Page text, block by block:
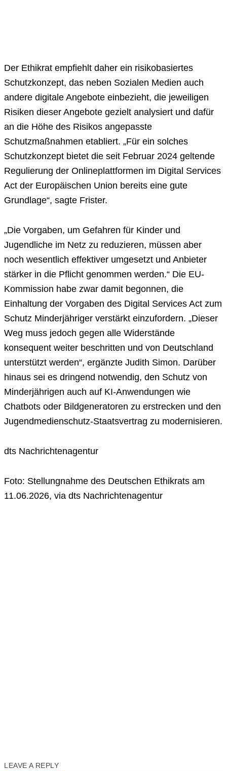
Der Ethikrat empfiehlt daher ein risikobasiertes
Schutzkonzept, das neben Sozialen Medien auch
andere digitale Angebote einbezieht, die jeweiligen
Risiken dieser Angebote gezielt analysiert und dafür
an die Höhe des Risikos angepasste
Schutzmaßnahmen etabliert. „Für ein solches
Schutzkonzept bietet die seit Februar 2024 geltende
Regulierung der Onlineplattformen im Digital Services
Act der Europäischen Union bereits eine gute
Grundlage“, sagte Frister.
„Die Vorgaben, um Gefahren für Kinder und
Jugendliche im Netz zu reduzieren, müssen aber
noch wesentlich effektiver umgesetzt und Anbieter
stärker in die Pflicht genommen werden.“ Die EU-
Kommission habe zwar damit begonnen, die
Einhaltung der Vorgaben des Digital Services Act zum
Schutz Minderjähriger verstärkt einzufordern. „Dieser
Weg muss jedoch gegen alle Widerstände
konsequent weiter beschritten und von Deutschland
unterstützt werden“, ergänzte Judith Simon. Darüber
hinaus sei es dringend notwendig, den Schutz von
Minderjährigen auch auf KI-Anwendungen wie
Chatbots oder Bildgeneratoren zu erstrecken und den
Jugendmedienschutz-Staatsvertrag zu modernisieren.
dts Nachrichtenagentur
Foto: Stellungnahme des Deutschen Ethikrats am
11.06.2026, via dts Nachrichtenagentur
LEAVE A REPLY